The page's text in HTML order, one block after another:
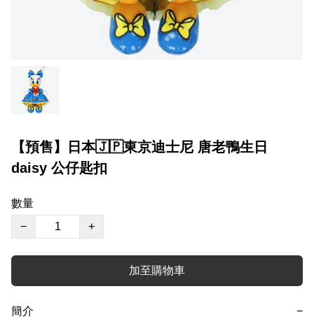
【預售】日本🇯🇵東京迪士尼 唐老鴨生日
daisy 公仔匙扣
數量
−
+
加至購物車
簡介 −